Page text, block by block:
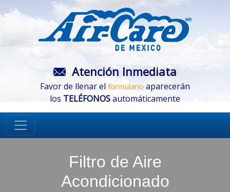
Atención Inmediata
Favor de llenar el formulario aparecerán
los TELÉFONOSautomáticamente
Filtro de Aire
Acondicionado